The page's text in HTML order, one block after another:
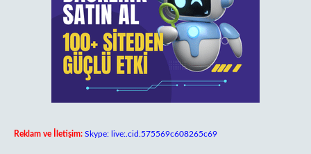
Reklam ve İletişim: Skype: live:.cid.575569c608265c69